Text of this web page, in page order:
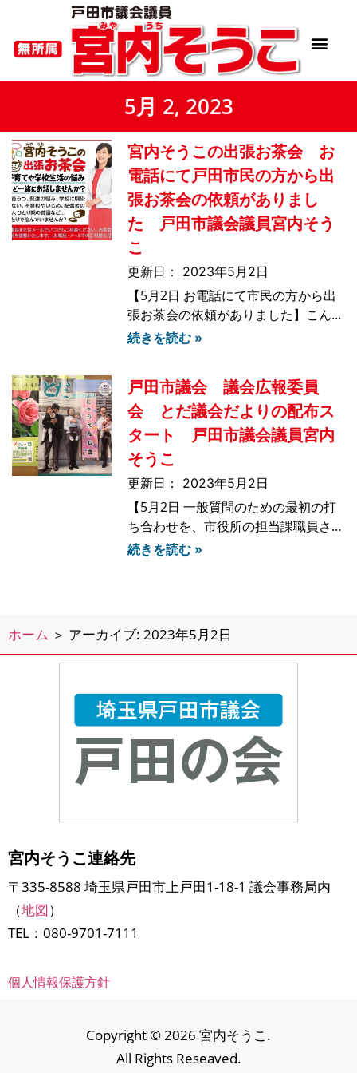
5月 2, 2023
宮内そうこの出張お茶会 お
電話にて戸田市民の方から出
張お茶会の依頼がありまし
た 戸田市議会議員宮内そう
こ
2023年5月2日
【5月2日 お電話にて市民の方から出
張お茶会の依頼がありました】こんば
んは先ほど戸田市本町にお住まいの女
って電話しました。いま色々と悩んで
いることがあるから、ぜひ一度会って
話を聞いて欲しい」と
続きを読む »
戸田市議会 議会広報委員
会 とだ議会だよりの配布ス
タート 戸田市議会議員宮内
そうこ
2023年5月2日
【5月2日 一般質問のための最初の打
ち合わせを、市役所の担当課職員さん
と行いました】【とだ議会だよりの全
っており、あまりゴー
続きを読む »
ホーム ＞ アーカイブ: 2023年5月2日
宮内そうこ連絡先
〒335-8588 埼玉県戸田市上戸田1-18-1 議会事務局内
（地図）
TEL：080-9701-7111
個人情報保護方針
Copyright © 2026 宮内そうこ.
All Rights Reseaved.